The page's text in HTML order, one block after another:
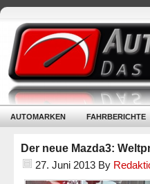
AUTOMARKEN FAHRBERICHTE
Der neue Mazda3:
27. Juni 2013 By